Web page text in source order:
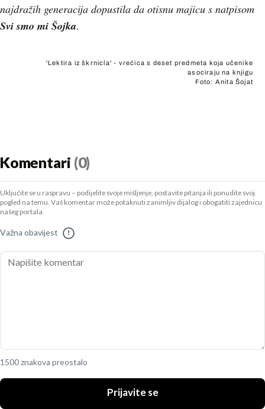
najdražih generacija dopustila da otisnu majicu s natpisom
Svi smo mi Šojka.
'Lektira iz škrnicla' - vrećica s deset predmeta koja učenike
asociraju na knjigu
Foto: Anita Šojat
Komentari (0)
Uključite se u raspravu – podijelite svoje mišljenje, postavite pitanja ili ponudite svoj
pogled na temu. Vaš komentar može potaknuti zanimljiv dijalog i obogatiti zajednicu
našeg portala.
Važna obavijest !
1500 znakova preostalo
Prijavite se